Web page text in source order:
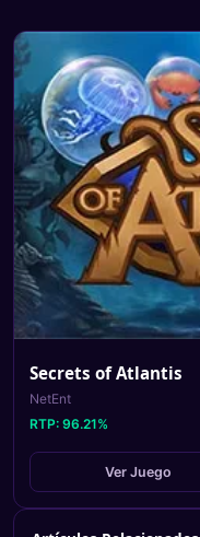
Secrets of Atlantis
NetEnt
RTP: 96.21%
Ver Juego